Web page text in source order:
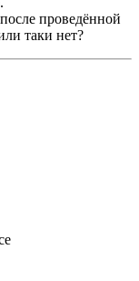
проведённой
таки нет?